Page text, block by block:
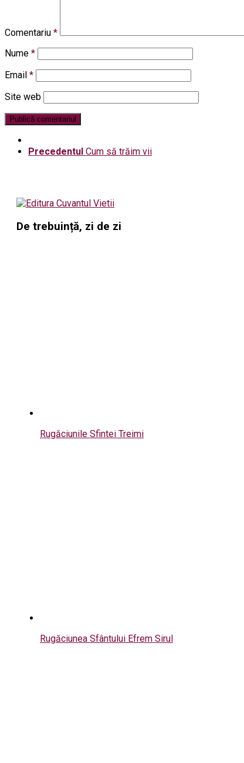
Comentariu *
Nume *
Email *
Site web
Precedentul Cum să trăim vii
De trebuință, zi de zi
Rugăciunile Sfintei Treimi
Rugăciunea Sfântului Efrem Sirul